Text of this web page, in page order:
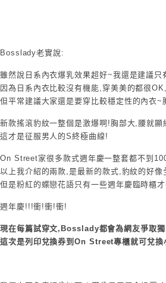
Bosslady老實說:
雖然說日系內衣爆乳效果超好~我還是建議只
因為日系內衣比較沒有機能,穿美美的都很OK,
但平常建議大家還是要穿比較穩定性的內衣
新款搖滾豹紋一整個是激爆啊!胸部大,腰就顯
這才是征服男人的S終極曲線!
On Street家很多款式週年慶一整套都不到
以上我介紹的兩款,是最新的款式,豹紋的好像
但是粉紅的蝶戀花語只有一些週年慶臨時櫃
週年慶!!!衝!衝!衝!
現在每篇試穿文,Bosslady都會為網友爭取
這次是列印兌換券到On Street專櫃就可兌